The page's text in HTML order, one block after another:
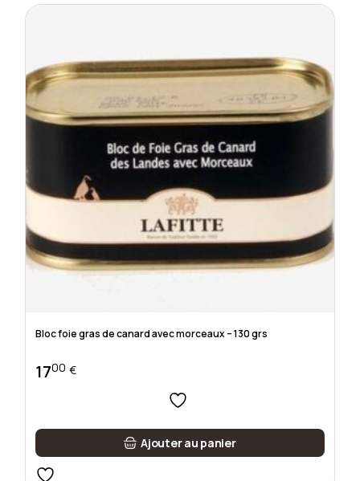
Bloc foie gras de canard avec morceaux – 130 grs
1700 €
Ajouter au panier